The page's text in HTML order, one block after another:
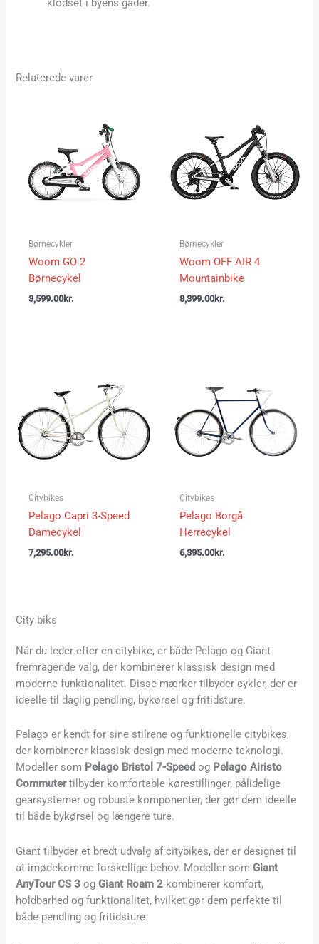
klodset i byens gader.
Relaterede varer
Børnecykler
Woom GO 2
Børnecykel
3,599.00kr.
Børnecykler
Woom OFF AIR 4
Mountainbike
8,399.00kr.
Citybikes
Pelago Capri 3-Speed
Damecykel
7,295.00kr.
Citybikes
Pelago Borgå
Herrecykel
6,395.00kr.
City biks
Når du leder efter en citybike, er både Pelago og Giant
fremragende valg, der kombinerer klassisk design med
moderne funktionalitet. Disse mærker tilbyder cykler, der er
ideelle til daglig pendling, bykørsel og fritidsture.
Pelago er kendt for sine stilrene og funktionelle citybikes,
der kombinerer klassisk design med moderne teknologi.
Modeller som Pelago Bristol 7-Speed og Pelago Airisto
Commutertilbyder komfortable kørestillinger, pålidelige
gearsystemer og robuste komponenter, der gør dem ideelle
til både bykørsel og længere ture.
Giant tilbyder et bredt udvalg af citybikes, der er designet til
at imødekomme forskellige behov. Modeller somGiant
AnyTour CS 3 ogGiant Roam 2 kombinerer komfort,
holdbarhed og funktionalitet, hvilket gør dem perfekte til
både pendling og fritidsture.